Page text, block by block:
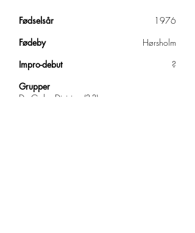
De Gales Division (?-?)
Grupper
?
Impro-debut
Hørsholm
Fødeby
1976
Fødselsår